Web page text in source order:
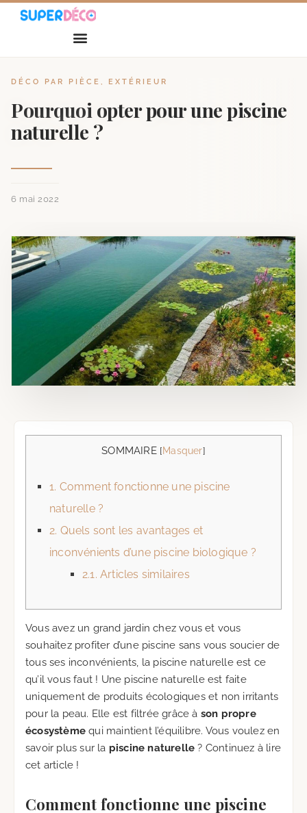
DÉCO PAR PIÈCE , EXTÉRIEUR
Pourquoi opter pour une piscine
naturelle ?
6 mai 2022
SOMMAIRE [Masquer]
1. Comment fonctionne une piscine
naturelle ?
2. Quels sont les avantages et
inconvénients d’une piscine biologique ?
2.1. Articles similaires
Vous avez un grand jardin chez vous et vous
souhaitez profiter d’une piscine sans vous soucier de
tous ses inconvénients, la piscine naturelle est ce
qu’il vous faut ! Une piscine naturelle est faite
uniquement de produits écologiques et non irritants
pour la peau. Elle est filtrée grâce à son propre
écosystème qui maintient l’équilibre. Vous voulez en
savoir plus sur la piscine naturelle ? Continuez à lire
cet article !
Comment fonctionne une piscine